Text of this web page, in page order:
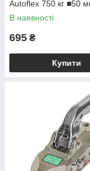
Autoflex 750 кг ■50
6E0081.069
В наявності
695 ₴
Купити